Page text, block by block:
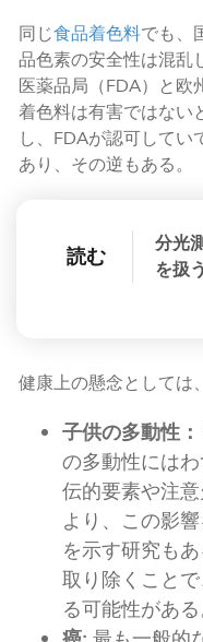
同じ食品着色料でも、
品色素の安全性は混乱
医薬品局（FDA）と欧
着色料は有害ではない
し、FDAが認可してい
あり、その逆もある。
読む
分光
を扱う
健康上の懸念としては
子供の多動性：
の多動性には
伝的要素や注
より、この影
を示す研究も
取り除くこと
る可能性がある